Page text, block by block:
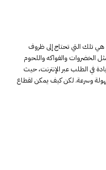
هي تلك التي تحتاج إلى ظروف
الخضروات والفواكه واللحوم
في الطلب عبر الإنترنت، حيث
وسرعة. لكن كيف يمكن لقطاع